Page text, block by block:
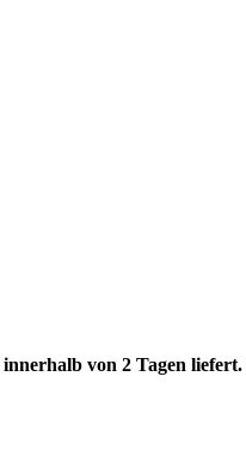
innerhalb von 2 Tagen liefert.